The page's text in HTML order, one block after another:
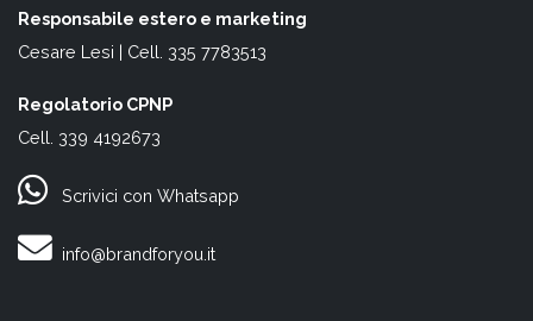
Responsabile estero e marketing
Cesare Lesi | Cell. 335 7783513
Regolatorio CPNP
Cell. 339 4192673
Scrivici con Whatsapp
info@brandforyou.it